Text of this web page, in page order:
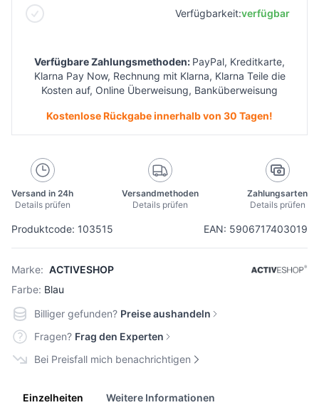
Produktcode: 103515 EAN: 5906717403019
Marke: ACTIVESHOP
Farbe: Blau
Verfügbarkeit:verfügbar
Verfügbare Zahlungsmethoden: PayPal, Kreditkarte,
Klarna Pay Now, Rechnung mit Klarna, Klarna Teile die
Kosten auf, Online Überweisung, Banküberweisung
Kostenlose Rückgabe innerhalb von 30 Tagen!
Versand in 24h
Details prüfen
Versandmethoden
Details prüfen
Zahlungsarten
Details prüfen
Billiger gefunden? Preise aushandeln
Fragen? Frag den Experten
Bei Preisfall mich benachrichtigen
Einzelheiten Weitere Informationen